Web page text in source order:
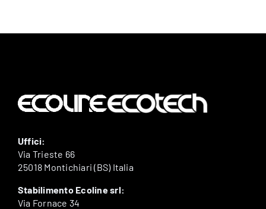
Uffici:
Via Trieste 66
25018 Montichiari (BS) Italia
Stabilimento Ecoline srl:
Via Fornace 34